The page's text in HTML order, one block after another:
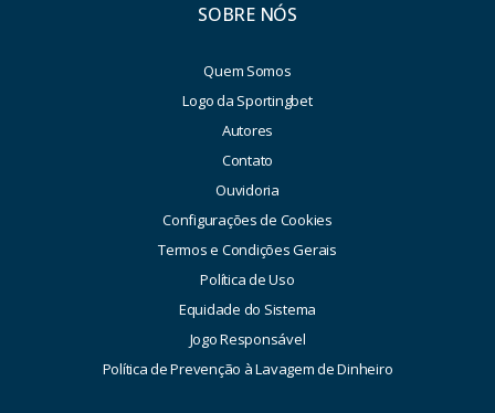
SOBRE NÓS
Quem Somos
Logo da Sportingbet
Autores
Contato
Ouvidoria
Configurações de Cookies
Termos e Condições Gerais
Política de Uso
Equidade do Sistema
Jogo Responsável
Política de Prevenção à Lavagem de Dinheiro